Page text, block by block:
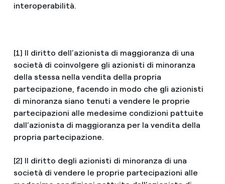
interoperabilità.
[1] Il diritto dell’azionista di maggioranza di una
società di coinvolgere gli azionisti di minoranza
della stessa nella vendita della propria
partecipazione, facendo in modo che gli azionisti
di minoranza siano tenuti a vendere le proprie
partecipazioni alle medesime condizioni pattuite
dall’azionista di maggioranza per la vendita della
propria partecipazione.
[2] Il diritto degli azionisti di minoranza di una
società di vendere le proprie partecipazioni alle